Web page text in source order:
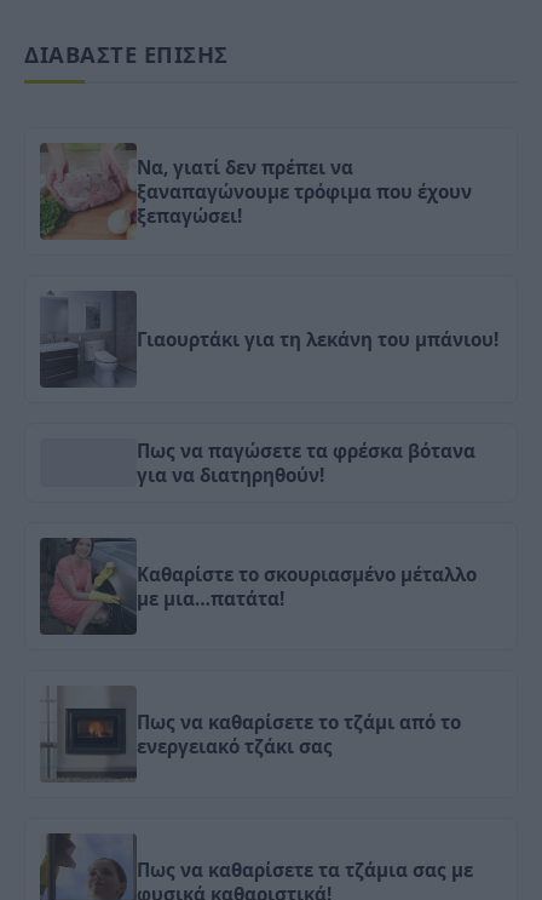
ΔΙΑΒΑΣΤΕ ΕΠΙΣΗΣ
Να, γιατί δεν πρέπει να
ξαναπαγώνουμε τρόφιμα που έχουν
ξεπαγώσει!
Γιαουρτάκι για τη λεκάνη του μπάνιου!
Πως να παγώσετε τα φρέσκα βότανα
για να διατηρηθούν!
Καθαρίστε το σκουριασμένο μέταλλο
με μια…πατάτα!
Πως να καθαρίσετε το τζάμι από το
ενεργειακό τζάκι σας
Πως να καθαρίσετε τα τζάμια σας με
φυσικά καθαριστικά!